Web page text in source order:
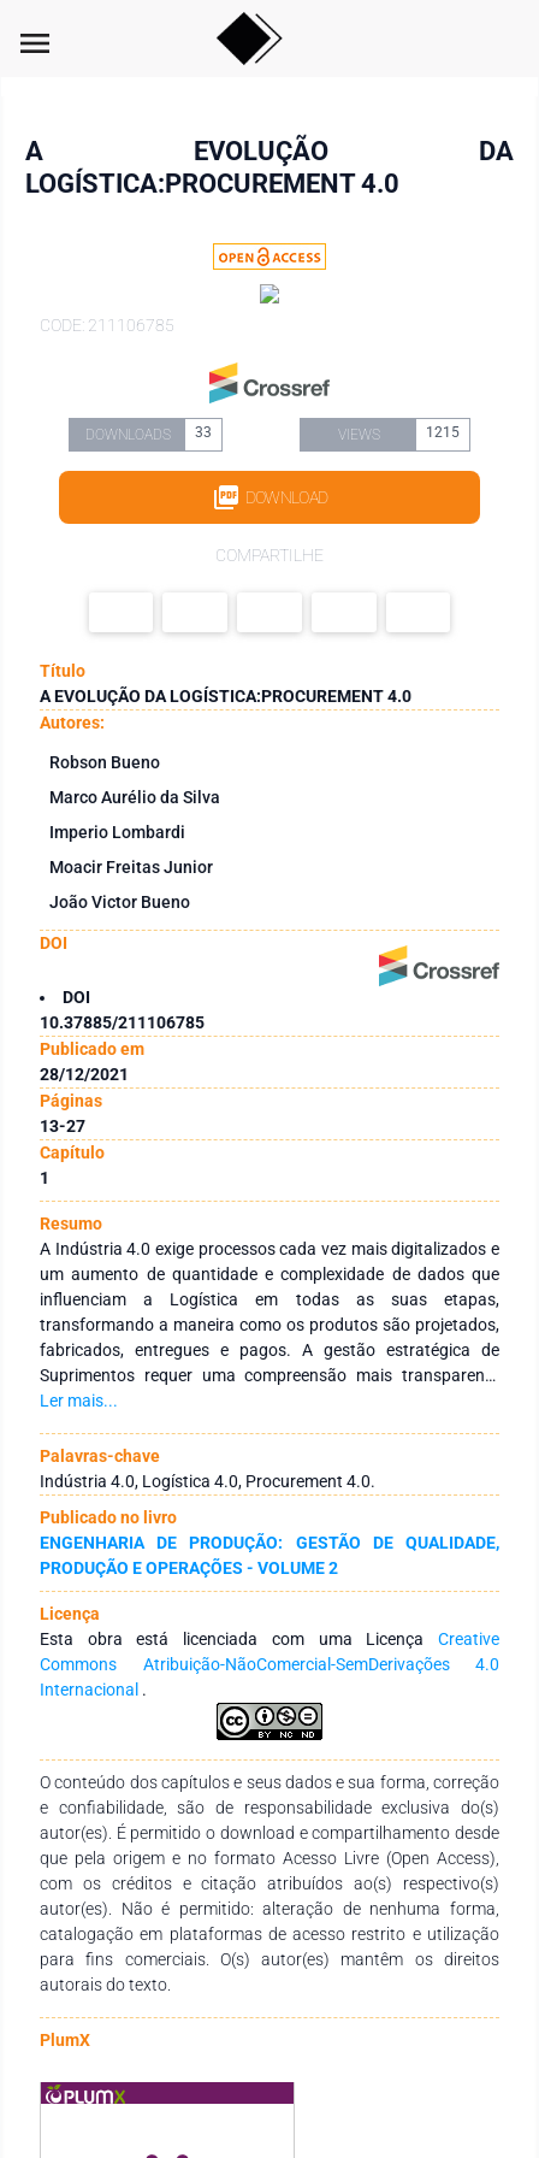
menu
A EVOLUÇÃO DA
LOGÍSTICA:PROCUREMENT 4.0
CODE: 211106785
DOWNLOADS 33 VIEWS 1215
DOWNLOAD
COMPARTILHE
Título
A EVOLUÇÃO DA LOGÍSTICA:PROCUREMENT 4.0
Autores:
Robson Bueno
Marco Aurélio da Silva
Imperio Lombardi
Moacir Freitas Junior
João Victor Bueno
DOI
DOI
10.37885/211106785
Publicado em
28/12/2021
Páginas
13-27
Capítulo
1
Resumo
A Indústria 4.0 exige processos cada vez mais digitalizados e
um aumento de quantidade e complexidade de dados que
influenciam a Logística em todas as suas etapas,
transformando a maneira como os produtos são projetados,
fabricados, entregues e pagos. A gestão estratégica de
Suprimentos requer uma compreensão mais transparente
das tecnologias atualmente disponíveis. Este artigo procura
suprimentos, especificamente em “Procurement 4.0“. O
objetivo é lançar luz sobre um tema jovem e inexplorado da
Indústria 4.0, o “Procurement 4.0”, seguindo uma abordagem
de pesquisa conceitual e exploratória. As principais
dimensões verificadas na literatura no contexto de processos,
o planejamento estratégico e o planejamento operacional,
são adotados para organizar os resultados e a discussão das
mudanças esperadas pela adoção das novas tecnologias no
“Procurement 4.0”. A pesquisa mostra que o conceito de
“Procurement 4.0” ainda carece de uma compreensão clara e
não está ainda totalmente estabelecido na prática.
Ler mais...
Palavras-chave
Indústria 4.0, Logística 4.0, Procurement 4.0.
Publicado no livro
ENGENHARIA DE PRODUÇÃO: GESTÃO DE QUALIDADE,
PRODUÇÃO E OPERAÇÕES - VOLUME 2
Licença
Esta obra está licenciada com uma Licença Creative
Commons Atribuição-NãoComercial-SemDerivações 4.0
Internacional .
O conteúdo dos capítulos e seus dados e sua forma, correção
e confiabilidade, são de responsabilidade exclusiva do(s)
autor(es). É permitido o download e compartilhamento desde
que pela origem e no formato Acesso Livre (Open Access),
com os créditos e citação atribuídos ao(s) respectivo(s)
autor(es). Não é permitido: alteração de nenhuma forma,
catalogação em plataformas de acesso restrito e utilização
para fins comerciais. O(s) autor(es) mantêm os direitos
autorais do texto.
PlumX